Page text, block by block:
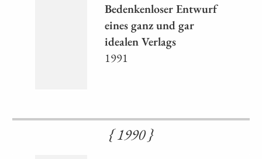
Bedenkenloser Entwurf
eines ganz und gar
idealen Verlags
1991
{ 1990 }